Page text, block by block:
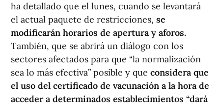
ha detallado que el lunes, cuando se levantará
el actual paquete de restricciones, se
modificarán horarios de apertura y aforos.
También, que se abrirá un diálogo con los
sectores afectados para que “la normalización
sea lo más efectiva” posible y que considera que
el uso del certificado de vacunación a la hora de
acceder a determinados establecimientos “dará